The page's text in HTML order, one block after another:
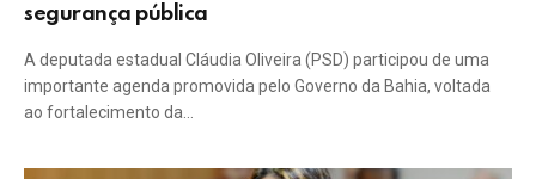
segurança pública
A deputada estadual Cláudia Oliveira (PSD) participou de uma
importante agenda promovida pelo Governo da Bahia, voltada
ao fortalecimento da…